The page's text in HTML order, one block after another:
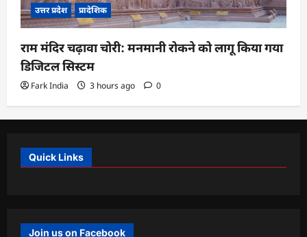
उत्तर प्रदेश प्रादेशिक
राम मंदिर चढ़ावा चोरी: मनमानी रोकने को लागू किया गया
डिजिटल सिस्टम
Fark India 3 hours ago 0
Quick Links
Join us on Facebook